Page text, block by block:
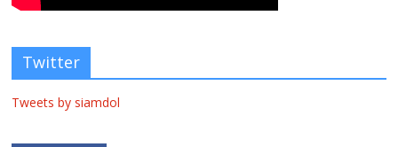
Twitter
Tweets by siamdol